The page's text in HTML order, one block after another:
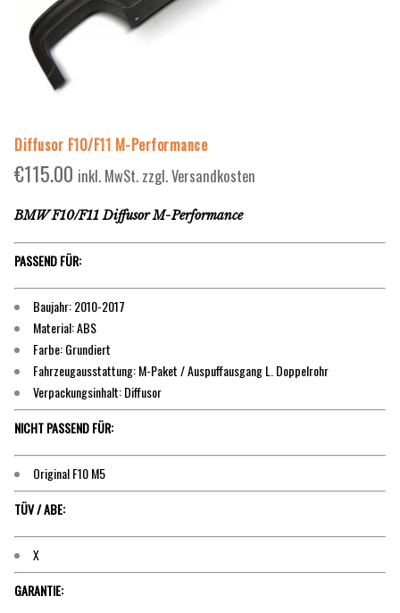
Diffusor F10/F11 M-Performance
€115.00 inkl. MwSt. zzgl. Versandkosten
BMW F10/F11 Diffusor M-Performance
PASSEND FÜR:
Baujahr: 2010-2017
Material: ABS
Farbe: Grundiert
Fahrzeugausstattung: M-Paket / Auspuffausgang L. Doppelrohr
Verpackungsinhalt: Diffusor
NICHT PASSEND FÜR:
Original F10 M5
TÜV / ABE:
X
GARANTIE: